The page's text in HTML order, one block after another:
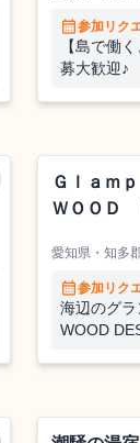
calendar_month参加リク
【島で働
募大歓迎♪
Ｇｌａｍ
ＷＯＯＤ
愛知県・知多
calendar_month参加リク
海辺のグラ
WOOD